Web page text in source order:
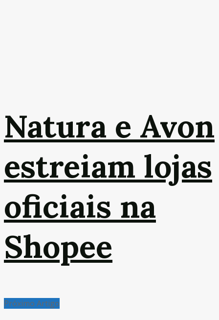
Natura e Avon
estreiam lojas
oficiais na
Shopee
Próximo Artigo